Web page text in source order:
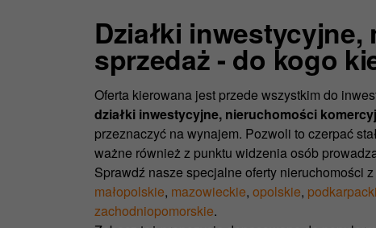
Działki
sprzedaż - do kogo
Oferta kierowana jest przede wszystkim do
działki inwestycyjne, nieruchomości
przeznaczyć na wynajem. Pozwoli to czerpać
ważne również z punktu widzenia osób
Sprawdź nasze specjalne oferty nieruchomości
małopolskie, mazowieckie, opolskie,
zachodniopomorskie.